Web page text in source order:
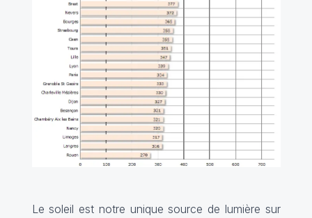
Le soleil est notre unique source de lumière sur